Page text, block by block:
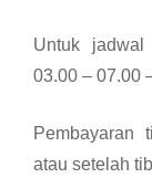
Untuk
03.00 – 07.00
Pembayaran
atau setelah